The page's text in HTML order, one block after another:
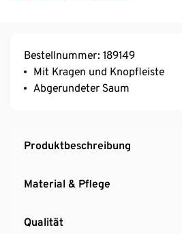
Bestellnummer: 189149
Mit Kragen und Knopfleiste
Abgerundeter Saum
Produktbeschreibung
Material & Pflege
Qualität